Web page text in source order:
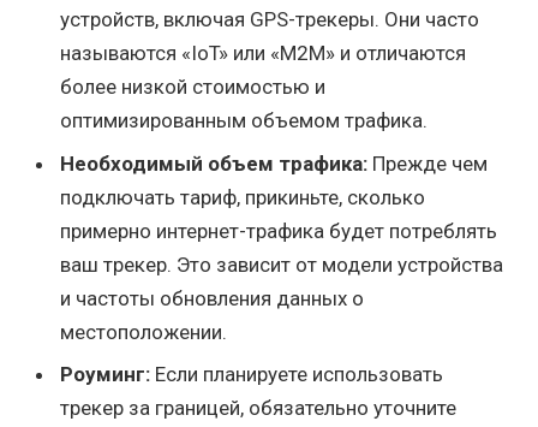
устройств, включая GPS-трекеры. Они часто
называются «IoT» или «M2M» и отличаются
более низкой стоимостью и
оптимизированным объемом трафика.
Необходимый объем трафика: Прежде чем
подключать тариф, прикиньте, сколько
примерно интернет-трафика будет потреблять
ваш трекер. Это зависит от модели устройства
и частоты обновления данных о
местоположении.
Роуминг: Если планируете использовать
трекер за границей, обязательно уточните